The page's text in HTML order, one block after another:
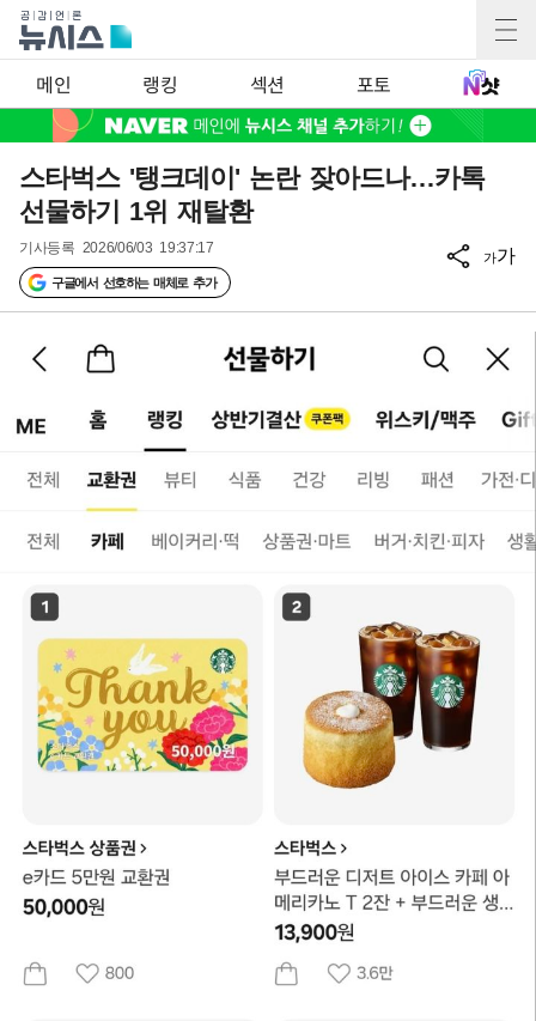
메인 랭킹 섹션 포토
스타벅스 '탱크데이' 논란 잦아드나…카톡
선물하기 1위 재탈환
기사등록 2026/06/03 19:37:17
구글에서 선호하는 매체로 추가
가가